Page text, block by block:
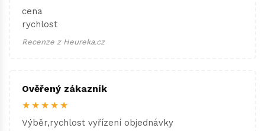
cena
rychlost
Recenze z Heureka.cz
Ověřený zákazník
★★★★★
Výběr,rychlost vyřízení objednávky